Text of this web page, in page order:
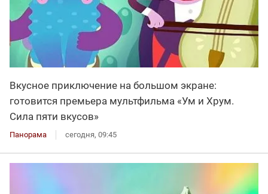
Вкусное приключение на большом экране:
готовится премьера мультфильма «Ум и Хрум.
Сила пяти вкусов»
Панорама сегодня, 09:45